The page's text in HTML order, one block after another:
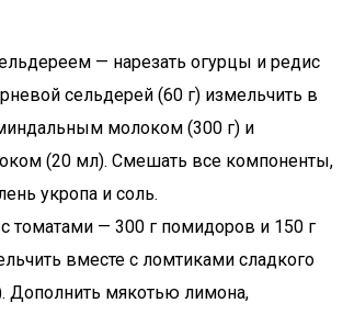
— нарезать огурцы и редис
сельдерей (60 г) измельчить в
молоком (300 г) и
(20 мл). Смешать все компоненты,
укропа и соль.
томатами — 300 г помидоров и 150 г
вместе с ломтиками сладкого
Дополнить мякотью лимона,